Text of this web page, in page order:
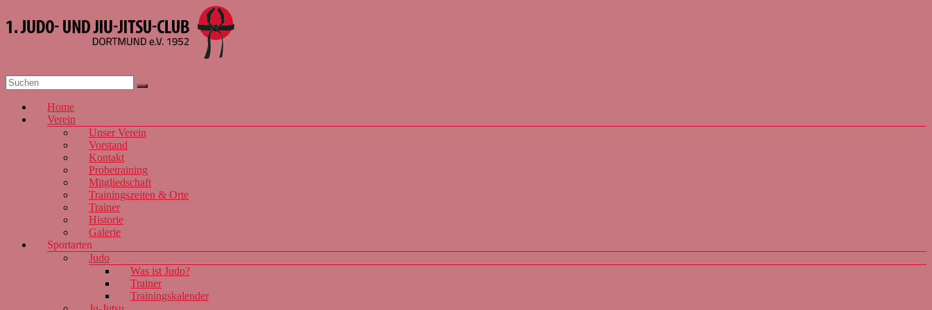
Inhalt
springen
1. JJJC
e.V. 1952
Menü
Home
Verein
Unser Verein
Vorstand
Kontakt
Probetraining
Mitgliedschaft
Trainingszeiten & Orte
Trainer
Historie
Galerie
Sportarten
Judo
Was ist Judo?
Trainer
Trainingskalender